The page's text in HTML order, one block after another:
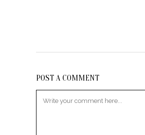
POST A COMMENT